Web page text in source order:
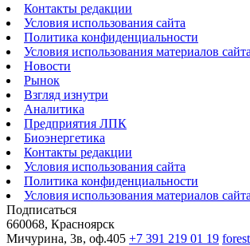
Контакты редакции
Условия использования сайта
Политика конфиденциальности
Условия использования материалов сайта
Новости
Рынок
Взгляд изнутри
Аналитика
Предприятия ЛПК
Биоэнергетика
Контакты редакции
Условия использования сайта
Политика конфиденциальности
Условия использования материалов сайта
Подписаться
660068, Красноярск
Мичурина, 3в, оф.405 +7 391 219 01 19